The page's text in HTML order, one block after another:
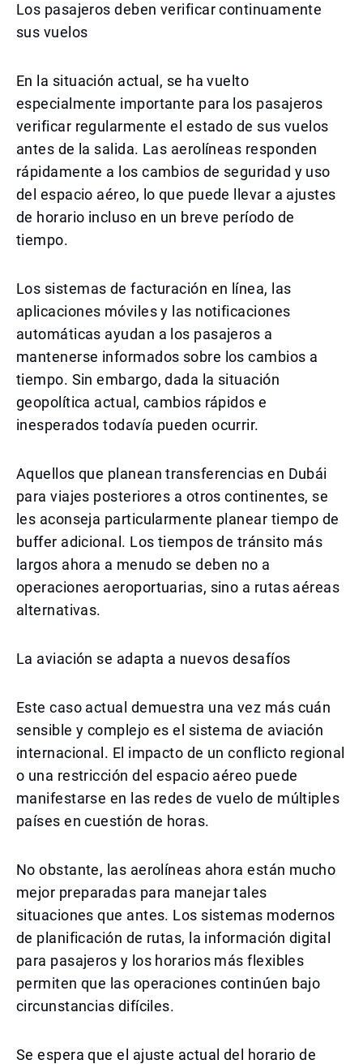
Los pasajeros deben verificar continuamente
sus vuelos
En la situación actual, se ha vuelto
especialmente importante para los pasajeros
verificar regularmente el estado de sus vuelos
antes de la salida. Las aerolíneas responden
rápidamente a los cambios de seguridad y uso
del espacio aéreo, lo que puede llevar a ajustes
de horario incluso en un breve período de
tiempo.
Los sistemas de facturación en línea, las
aplicaciones móviles y las notificaciones
automáticas ayudan a los pasajeros a
mantenerse informados sobre los cambios a
tiempo. Sin embargo, dada la situación
geopolítica actual, cambios rápidos e
inesperados todavía pueden ocurrir.
Aquellos que planean transferencias en Dubái
para viajes posteriores a otros continentes, se
les aconseja particularmente planear tiempo de
buffer adicional. Los tiempos de tránsito más
largos ahora a menudo se deben no a
operaciones aeroportuarias, sino a rutas aéreas
alternativas.
La aviación se adapta a nuevos desafíos
Este caso actual demuestra una vez más cuán
sensible y complejo es el sistema de aviación
internacional. El impacto de un conflicto regional
o una restricción del espacio aéreo puede
manifestarse en las redes de vuelo de múltiples
países en cuestión de horas.
No obstante, las aerolíneas ahora están mucho
mejor preparadas para manejar tales
situaciones que antes. Los sistemas modernos
de planificación de rutas, la información digital
para pasajeros y los horarios más flexibles
permiten que las operaciones continúen bajo
circunstancias difíciles.
Se espera que el ajuste actual del horario de